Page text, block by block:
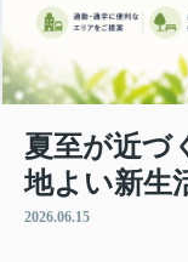
夏至が近づ
地よい新生
2026.06.15